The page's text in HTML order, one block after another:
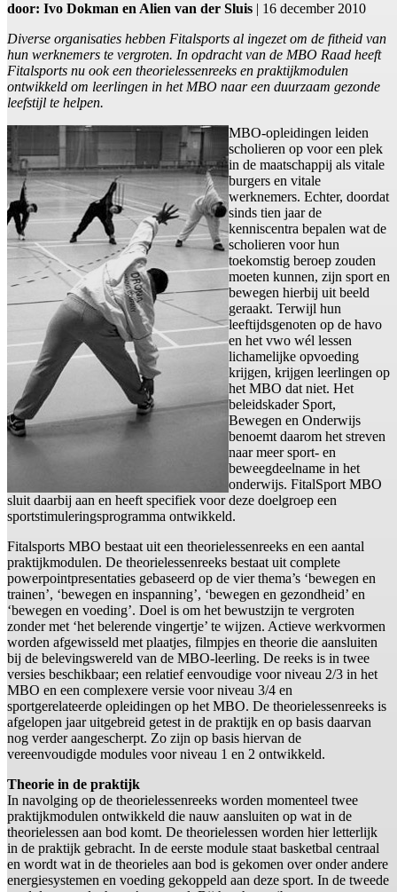
door: Ivo Dokman en Alien van der Sluis | 16 december 2010
Diverse organisaties hebben Fitalsports al ingezet om de fitheid van
hun werknemers te vergroten. In opdracht van de MBO Raad heeft
Fitalsports nu ook een theorielessenreeks en praktijkmodulen
ontwikkeld om leerlingen in het MBO naar een duurzaam gezonde
leefstijl te helpen.
MBO-opleidingen leiden
scholieren op voor een plek
in de maatschappij als vitale
burgers en vitale
werknemers. Echter, doordat
sinds tien jaar de
kenniscentra bepalen wat de
scholieren voor hun
toekomstig beroep zouden
moeten kunnen, zijn sport en
bewegen hierbij uit beeld
geraakt. Terwijl hun
leeftijdsgenoten op de havo
en het vwo wél lessen
lichamelijke opvoeding
krijgen, krijgen leerlingen op
het MBO dat niet. Het
beleidskader Sport,
Bewegen en Onderwijs
benoemt daarom het streven
naar meer sport- en
beweegdeelname in het
onderwijs. FitalSport MBO
sluit daarbij aan en heeft specifiek voor deze doelgroep een
sportstimuleringsprogramma ontwikkeld.
Fitalsports MBO bestaat uit een theorielessenreeks en een aantal
praktijkmodulen. De theorielessenreeks bestaat uit complete
powerpointpresentaties gebaseerd op de vier thema’s ‘bewegen en
trainen’, ‘bewegen en inspanning’, ‘bewegen en gezondheid’ en
‘bewegen en voeding’. Doel is om het bewustzijn te vergroten
zonder met ‘het belerende vingertje’ te wijzen. Actieve werkvormen
worden afgewisseld met plaatjes, filmpjes en theorie die aansluiten
bij de belevingswereld van de MBO-leerling. De reeks is in twee
versies beschikbaar; een relatief eenvoudige voor niveau 2/3 in het
MBO en een complexere versie voor niveau 3/4 en
sportgerelateerde opleidingen op het MBO. De theorielessenreeks is
afgelopen jaar uitgebreid getest in de praktijk en op basis daarvan
nog verder aangescherpt. Zo zijn op basis hiervan de
vereenvoudigde modules voor niveau 1 en 2 ontwikkeld.
Theorie in de praktijk
In navolging op de theorielessenreeks worden momenteel twee
praktijkmodulen ontwikkeld die nauw aansluiten op wat in de
theorielessen aan bod komt. De theorielessen worden hier letterlijk
in de praktijk gebracht. In de eerste module staat basketbal centraal
en wordt wat in de theorieles aan bod is gekomen over onder andere
energiesystemen en voeding gekoppeld aan deze sport. In de tweede